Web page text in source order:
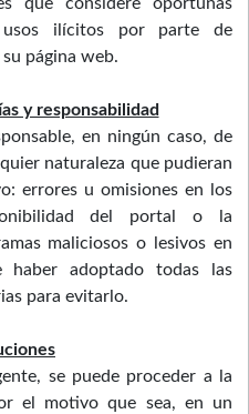
usos ilícitos por parte de
página web.
y responsabilidad
en ningún caso, de
naturaleza que pudieran
errores u omisiones en los
del portal o la
maliciosos o lesivos en
haber adoptado todas las
para evitarlo.
se puede proceder a la
el motivo que sea, en un